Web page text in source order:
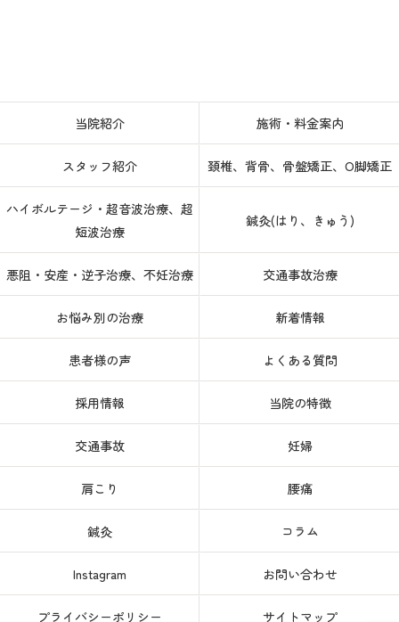
当院紹介 施術・料金案内
スタッフ紹介 頚椎、背骨、骨盤矯正、O脚矯正
ハイボルテージ・超音波治療、超
短波治療
鍼灸(はり、きゅう)
悪阻・安産・逆子治療、不妊治療 交通事故治療
お悩み別の治療 新着情報
患者様の声 よくある質問
採用情報 当院の特徴
交通事故 妊婦
肩こり 腰痛
鍼灸 コラム
Instagram お問い合わせ
プライバシーポリシー サイトマップ